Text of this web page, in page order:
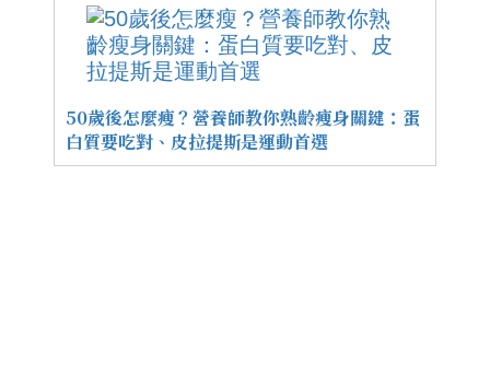
50歲後怎麼瘦？營養師教你熟齡瘦身關鍵：蛋
白質要吃對、皮拉提斯是運動首選